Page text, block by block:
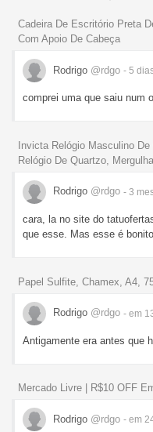
Cadeira De Escritório Preta
Com Apoio De Cabeça
Rodrigo @rdgo - 5
comprei uma que saiu num
Invicta Relógio Masculino
Relógio De Quartzo,
Rodrigo @rdgo - 3
cara, la no site do
que esse. Mas esse é
Papel Sulfite, Chamex, A4,
Rodrigo @rdgo - em
Antigamente era antes que
Mercado Livre | R$10 OFF
Rodrigo @rdgo - em